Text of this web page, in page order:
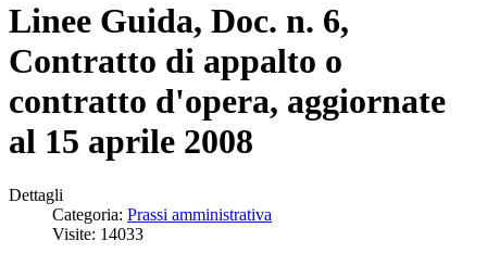
Linee Guida, Doc. n. 6,
Contratto di appalto o
contratto d'opera, aggiornate
al 15 aprile 2008
Dettagli
Categoria: Prassi amministrativa
Visite: 14033